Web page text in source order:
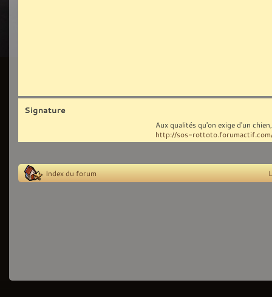
Signature
Aux qualités qu'on exige d'un
http://sos-
Index du forum